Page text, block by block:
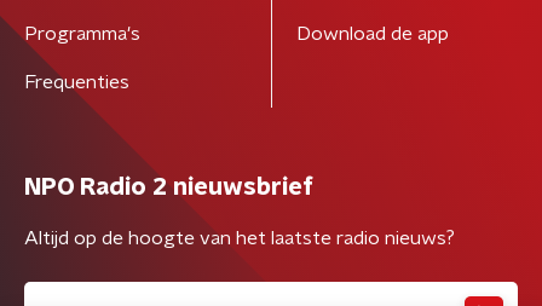
Programma's
Frequenties
Download de app
NPO Radio 2 nieuwsbrief
Altijd op de hoogte van het laatste radio nieuws?